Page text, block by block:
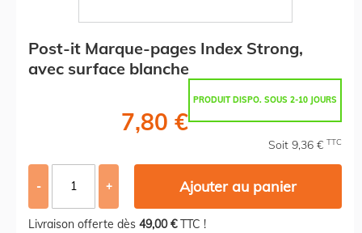
Post-it Marque-pages Index Strong,
avec surface blanche
PRODUIT DISPO. SOUS 2-10 JOURS
7,80 €
Soit 9,36 € TTC
- + Ajouter au panier
Livraison offerte dès 49,00 €TTC !